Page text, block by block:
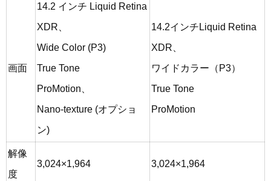
画面
14.2 インチ Liquid Retina
XDR、
Wide Color (P3)
True Tone
ProMotion、
Nano-texture (オプショ
ン)
14.2インチLiquid Retina
XDR、
ワイドカラー（P3）
True Tone
ProMotion
解像
度
3,024×1,964 3,024×1,964